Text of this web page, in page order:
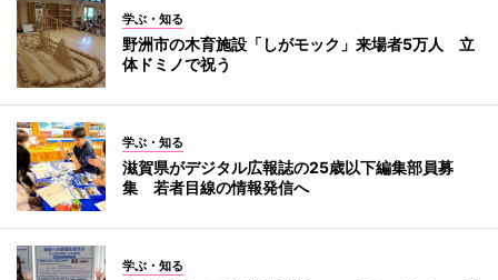
学ぶ・知る
野洲市の木育施設「しがモック」来場者5万人 立
体ドミノで祝う
学ぶ・知る
滋賀県がデジタル広報誌の25歳以下編集部員募
集 若者目線の情報発信へ
学ぶ・知る